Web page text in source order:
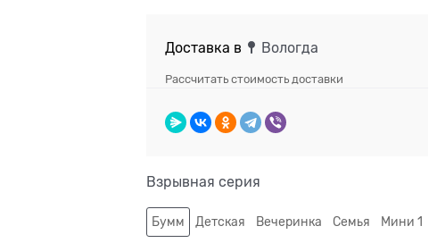
Доставка в Вологда
Рассчитать стоимость доставки
Взрывная серия
Бумм Детская Вечеринка Семья Мини 1